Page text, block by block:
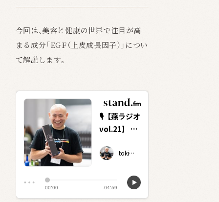
今回は、美容と健康の世界で注目が高
まる成分「EGF（上皮成長因子）」につい
て解説します。